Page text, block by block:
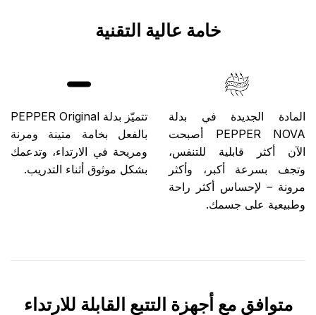
خامة عالية التقنية
المادة الجديدة في بدلة
PEPPER NOVA أصبحت
الآن أكثر قابلية للتنفس،
وتجف بسرعة أكبر، وأكثر
مرونة – لإحساس أكثر راحة
وطبيعية على جسمك.
تتميّز بدلة PEPPER Original
بالفعل بخامة متينة ومرنة
ومريحة في الارتداء، وتدعمك
بشكل موثوق أثناء التدريب.
متوافق مع أجهزة التتبع القابلة للارتداء